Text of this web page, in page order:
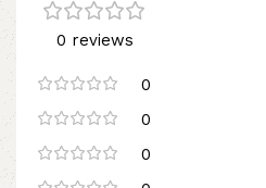
0 reviews
0
0
0